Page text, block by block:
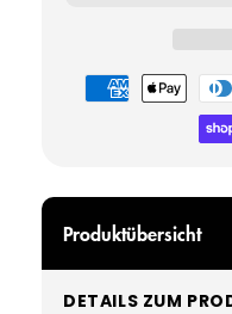
Produktübersicht
DETAILS ZUM